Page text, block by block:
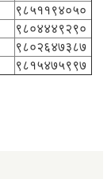
९८५११९४०५०
९८०४४४९२९०
९८०२६४७३८७
९८१५४७५९९७